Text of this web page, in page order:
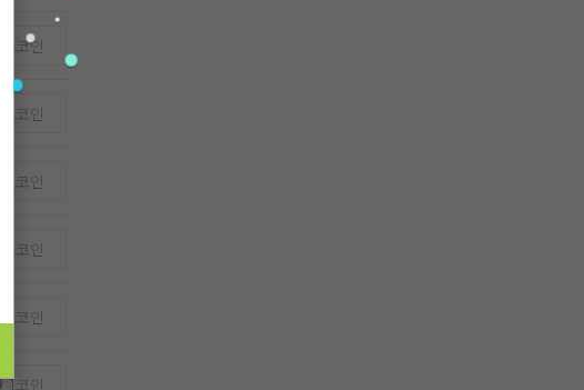
1코인
1코인
1코인
1코인
1코인
1코인